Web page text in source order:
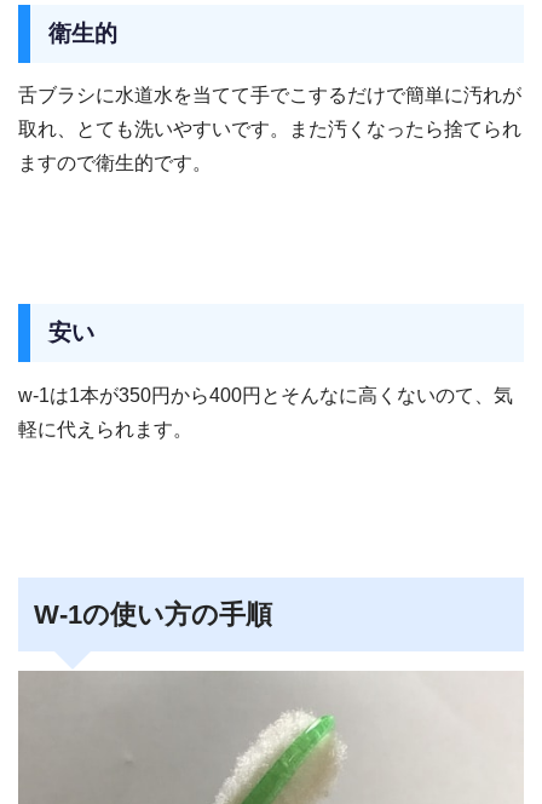
衛生的
舌ブラシに水道水を当てて手でこするだけで簡単に汚れが
取れ、とても洗いやすいです。また汚くなったら捨てられ
ますので衛生的です。
安い
w-1は1本が350円から400円とそんなに高くないのて、気
軽に代えられます。
W-1の使い方の手順